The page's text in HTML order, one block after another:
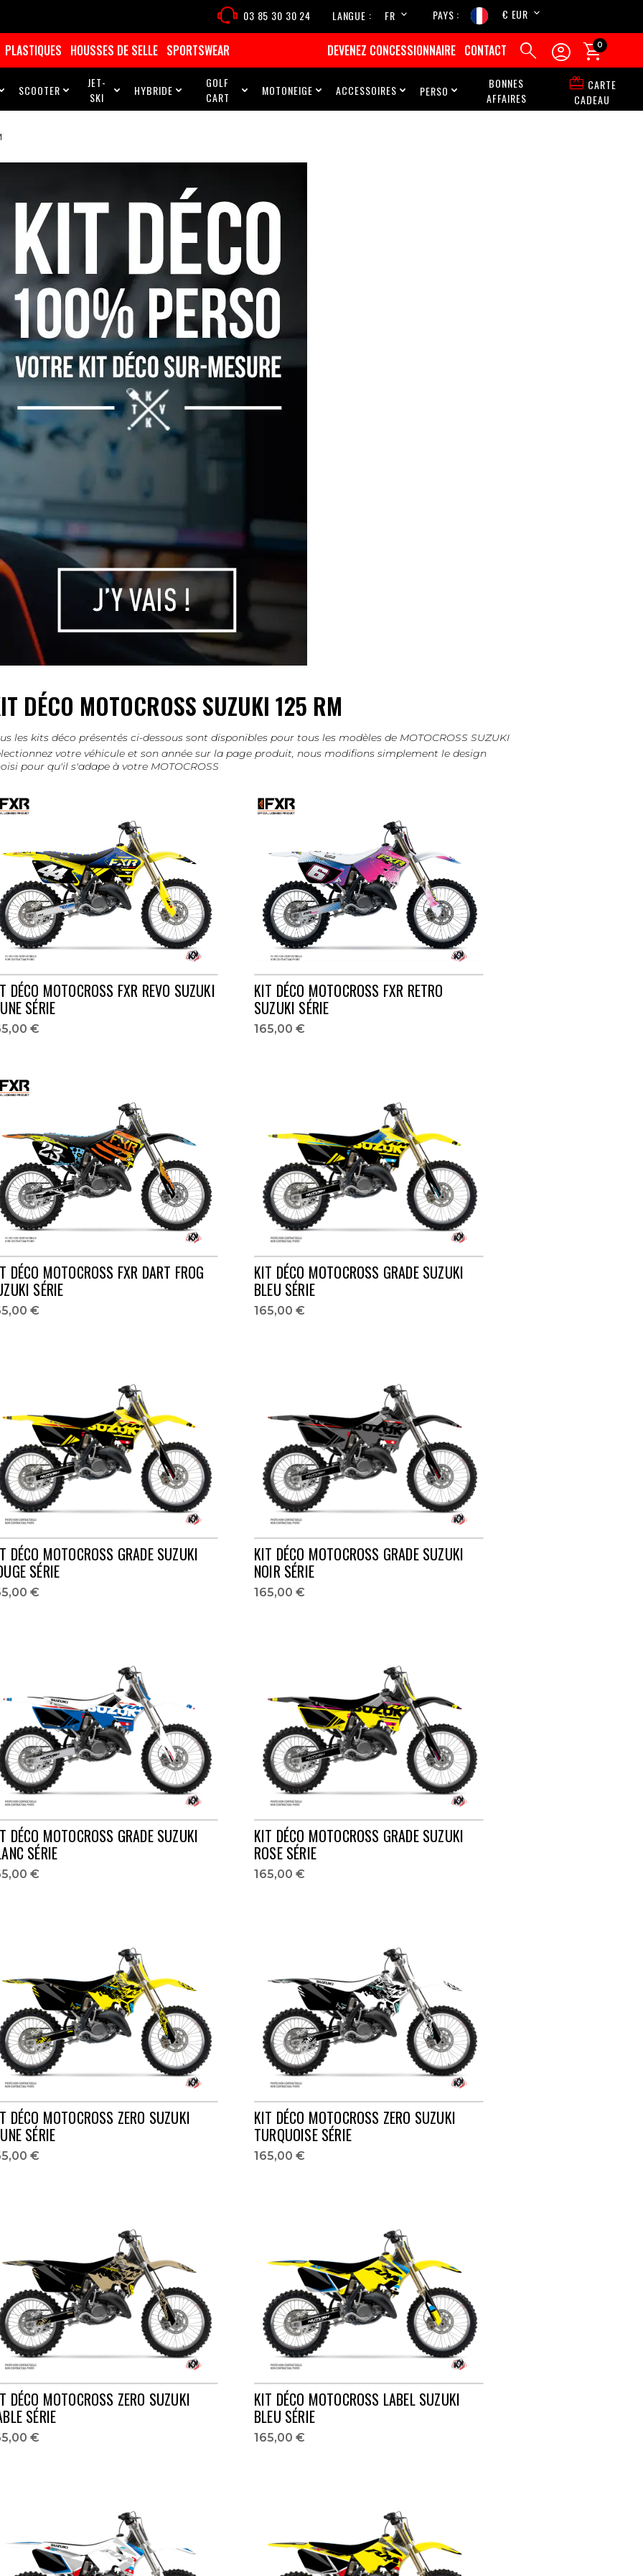
PLASTIQUES HOUSSES DE SELLE SPORTSWEAR DEVENEZ CONCESSIONNAIRE CONTACT   
0
SCOOTER 
JET-
SKI
 HYBRIDE 
GOLF
CART
 MOTONEIGE  ACCESSOIRES  PERSO 
BONNES
AFFAIRES
 CARTE
CADEAU
03 85 30 30 24 LANGUE
FR
PAYS € EUR
DÉCO MOTOCROSS SUZUKI 125 RM
les kits déco présentés ci-dessous sont disponibles pour tous les modèles de MOTOCROSS SUZUKI
votre véhicule et son année sur la page produit, nous modifions simplement le design
pour qu'il s'adape à votre MOTOCROSS
DÉCO MOTOCROSS FXR REVO SUZUKI
SÉRIE
€
KIT DÉCO MOTOCROSS FXR RETRO
SUZUKI SÉRIE
165,00 €
DÉCO MOTOCROSS FXR DART FROG
SÉRIE
€
KIT DÉCO MOTOCROSS GRADE SUZUKI
BLEU SÉRIE
165,00 €
DÉCO MOTOCROSS GRADE SUZUKI
SÉRIE
€
KIT DÉCO MOTOCROSS GRADE SUZUKI
NOIR SÉRIE
165,00 €
DÉCO MOTOCROSS GRADE SUZUKI
SÉRIE
€
KIT DÉCO MOTOCROSS GRADE SUZUKI
ROSE SÉRIE
165,00 €
DÉCO MOTOCROSS ZERO SUZUKI
SÉRIE
€
KIT DÉCO MOTOCROSS ZERO SUZUKI
TURQUOISE SÉRIE
165,00 €
DÉCO MOTOCROSS ZERO SUZUKI
SÉRIE
€
KIT DÉCO MOTOCROSS LABEL SUZUKI
BLEU SÉRIE
165,00 €